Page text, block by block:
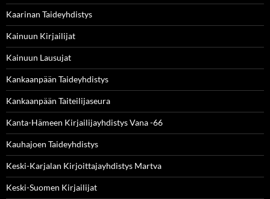
Kaarinan Taideyhdistys
Kainuun Kirjailijat
Kainuun Lausujat
Kankaanpään Taideyhdistys
Kankaanpään Taiteilijaseura
Kanta-Hämeen Kirjailijayhdistys Vana -66
Kauhajoen Taideyhdistys
Keski-Karjalan Kirjoittajayhdistys Martva
Keski-Suomen Kirjailijat